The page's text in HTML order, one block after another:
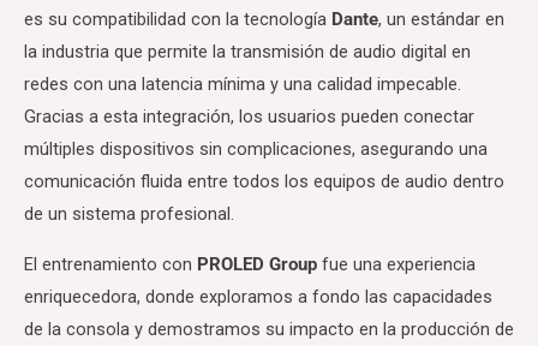
es su compatibilidad con la tecnología Dante, un estándar en
la industria que permite la transmisión de audio digital en
redes con una latencia mínima y una calidad impecable.
Gracias a esta integración, los usuarios pueden conectar
múltiples dispositivos sin complicaciones, asegurando una
comunicación fluida entre todos los equipos de audio dentro
de un sistema profesional.
El entrenamiento con PROLED Group fue una experiencia
enriquecedora, donde exploramos a fondo las capacidades
de la consola y demostramos su impacto en la producción de